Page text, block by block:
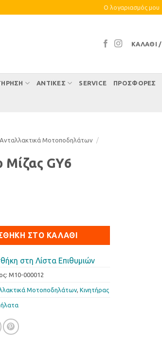
Ο λογαριασμός μου
ΚΑΛΆΘΙ /
ΑΝΤΊΚΕΣ SERVICE ΠΡΟΣΦΟΡΕΣ
Ανταλλακτικά Μοτοποδηλάτων
/
Μίζας GY6
ΣΤΟ ΚΑΛΆΘΙ
στη Λίστα Επιθυμιών
M10-000012
Μοτοποδηλάτων, Κινητήρας